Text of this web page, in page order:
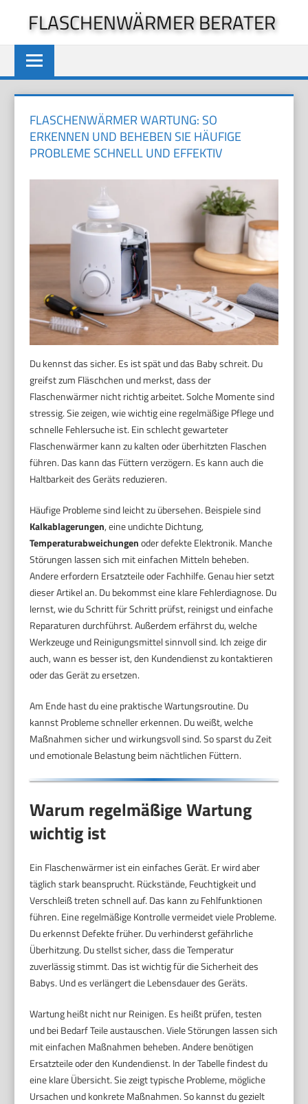
springen
FLASCHENWÄRMER BERATER
FLASCHENWÄRMER WARTUNG: SO
ERKENNEN UND BEHEBEN SIE HÄUFIGE
PROBLEME SCHNELL UND EFFEKTIV
Du kennst das sicher. Es ist spät und das Baby schreit. Du
greifst zum Fläschchen und merkst, dass der
Flaschenwärmer nicht richtig arbeitet. Solche Momente sind
stressig. Sie zeigen, wie wichtig eine regelmäßige Pflege und
schnelle Fehlersuche ist. Ein schlecht gewarteter
Flaschenwärmer kann zu kalten oder überhitzten Flaschen
führen. Das kann das Füttern verzögern. Es kann auch die
Haltbarkeit des Geräts reduzieren.
Häufige Probleme sind leicht zu übersehen. Beispiele sind
Kalkablagerungen, eine undichte Dichtung,
Temperaturabweichungenoder defekte Elektronik. Manche
Störungen lassen sich mit einfachen Mitteln beheben.
Andere erfordern Ersatzteile oder Fachhilfe. Genau hier setzt
dieser Artikel an. Du bekommst eine klare Fehlerdiagnose. Du
lernst, wie du Schritt für Schritt prüfst, reinigst und einfache
Reparaturen durchführst. Außerdem erfährst du, welche
Werkzeuge und Reinigungsmittel sinnvoll sind. Ich zeige dir
auch, wann es besser ist, den Kundendienst zu kontaktieren
oder das Gerät zu ersetzen.
Am Ende hast du eine praktische Wartungsroutine. Du
kannst Probleme schneller erkennen. Du weißt, welche
Maßnahmen sicher und wirkungsvoll sind. So sparst du Zeit
und emotionale Belastung beim nächtlichen Füttern.
Warum regelmäßige Wartung
wichtig ist
Ein Flaschenwärmer ist ein einfaches Gerät. Er wird aber
täglich stark beansprucht. Rückstände, Feuchtigkeit und
Verschleiß treten schnell auf. Das kann zu Fehlfunktionen
führen. Eine regelmäßige Kontrolle vermeidet viele Probleme.
Du erkennst Defekte früher. Du verhinderst gefährliche
Überhitzung. Du stellst sicher, dass die Temperatur
zuverlässig stimmt. Das ist wichtig für die Sicherheit des
Babys. Und es verlängert die Lebensdauer des Geräts.
Wartung heißt nicht nur Reinigen. Es heißt prüfen, testen
und bei Bedarf Teile austauschen. Viele Störungen lassen sich
mit einfachen Maßnahmen beheben. Andere benötigen
Ersatzteile oder den Kundendienst. In der Tabelle findest du
eine klare Übersicht. Sie zeigt typische Probleme, mögliche
Ursachen und konkrete Maßnahmen. So kannst du gezielt